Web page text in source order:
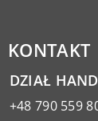
KONTAKT
DZIAŁ
+48 790 559